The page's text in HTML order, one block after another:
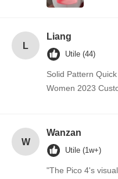
L
Liang
Utile (44)
Solid Pattern
Women 2023
W
Wanzan
Utile (1w+)
"The Pico 4's